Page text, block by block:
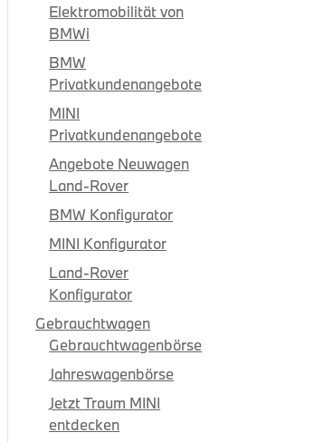
Elektromobilität von
BMWi
BMW
Privatkundenangebote
MINI
Privatkundenangebote
Angebote Neuwagen
Land-Rover
BMW Konfigurator
MINI Konfigurator
Land-Rover
Konfigurator
Gebrauchtwagen
Gebrauchtwagenbörse
Jahreswagenbörse
Jetzt Traum MINI
entdecken